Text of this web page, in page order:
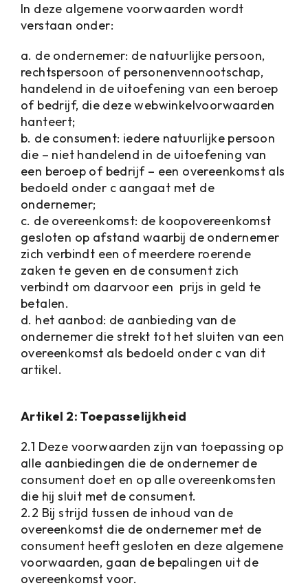
In deze algemene voorwaarden wordt
verstaan onder:
a. de ondernemer: de natuurlijke persoon,
rechtspersoon of personenvennootschap,
handelend in de uitoefening van een beroep
of bedrijf, die deze webwinkelvoorwaarden
hanteert;
b. de consument: iedere natuurlijke persoon
die – niet handelend in de uitoefening van
een beroep of bedrijf – een overeenkomst als
bedoeld onder c aangaat met de
ondernemer;
c. de overeenkomst: de koopovereenkomst
gesloten op afstand waarbij de ondernemer
zich verbindt een of meerdere roerende
zaken te geven en de consument zich
verbindt om daarvoor een prijs in geld te
betalen.
d. het aanbod: de aanbieding van de
ondernemer die strekt tot het sluiten van een
overeenkomst als bedoeld onder c van dit
artikel.
Artikel 2: Toepasselijkheid
2.1 Deze voorwaarden zijn van toepassing op
alle aanbiedingen die de ondernemer de
consument doet en op alle overeenkomsten
die hij sluit met de consument.
2.2 Bij strijd tussen de inhoud van de
overeenkomst die de ondernemer met de
consument heeft gesloten en deze algemene
voorwaarden, gaan de bepalingen uit de
overeenkomst voor.